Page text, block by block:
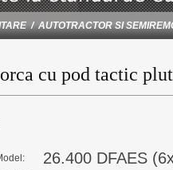
/ AUTOTRACTOR SI
cu pod tactic
26.400 DFAES